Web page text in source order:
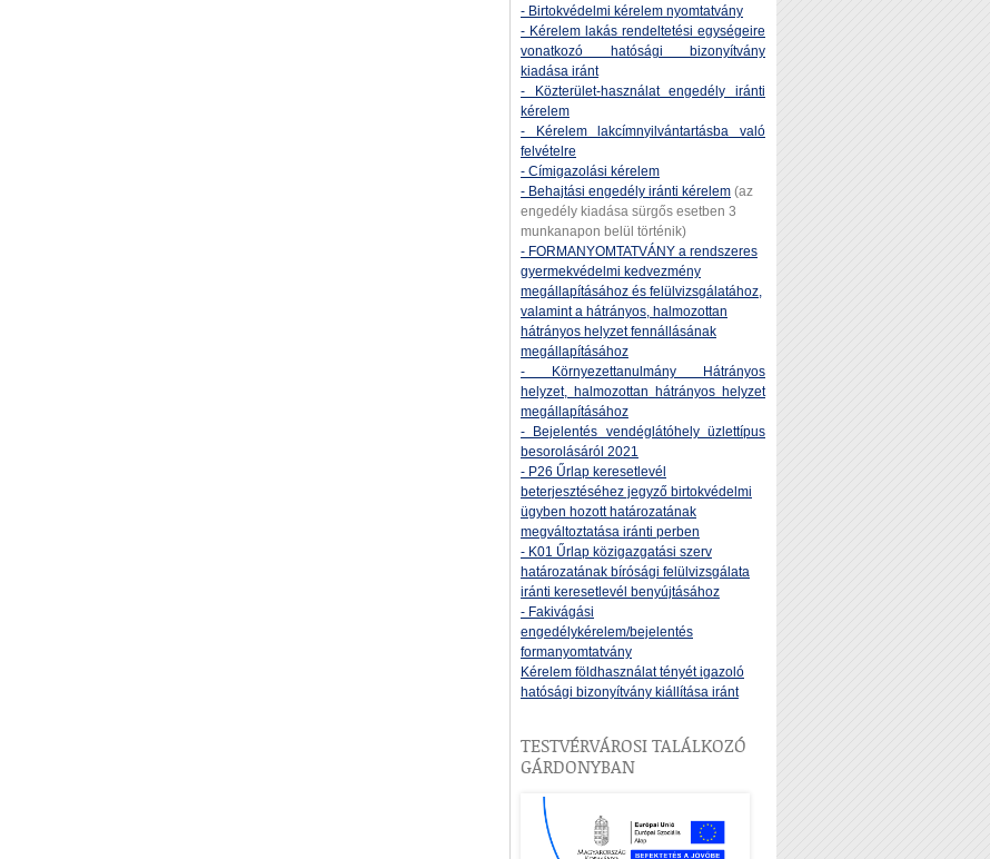
- Birtokvédelmi kérelem nyomtatvány
- Kérelem lakás rendeltetési egységeire
vonatkozó hatósági bizonyítvány
kiadása iránt
- Közterület-használat engedély iránti
kérelem
- Kérelem lakcímnyilvántartásba való
felvételre
- Címigazolási kérelem
- Behajtási engedély iránti kérelem (az
engedély kiadása sürgős esetben 3
munkanapon belül történik)
- FORMANYOMTATVÁNY a rendszeres
gyermekvédelmi kedvezmény
megállapításához és felülvizsgálatához,
valamint a hátrányos, halmozottan
hátrányos helyzet fennállásának
megállapításához
- Környezettanulmány Hátrányos
helyzet, halmozottan hátrányos helyzet
megállapításához
- Bejelentés vendéglátóhely üzlettípus
besorolásáról 2021
- P26 Űrlap keresetlevél
beterjesztéséhez jegyző birtokvédelmi
ügyben hozott határozatának
megváltoztatása iránti perben
- K01 Űrlap közigazgatási szerv
határozatának bírósági felülvizsgálata
iránti keresetlevél benyújtásához
- Fakivágási
engedélykérelem/bejelentés
formanyomtatvány
Kérelem földhasználat tényét igazoló
hatósági bizonyítvány kiállítása iránt
TESTVÉRVÁROSI TALÁLKOZÓ
GÁRDONYBAN